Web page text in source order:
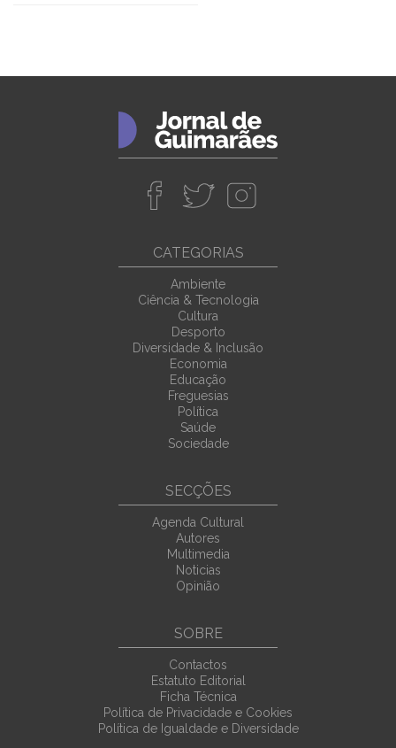
CATEGORIAS
Ambiente
Ciência & Tecnologia
Cultura
Desporto
Diversidade & Inclusão
Economia
Educação
Freguesias
Política
Saúde
Sociedade
SECÇÕES
Agenda Cultural
Autores
Multimedia
Noticias
Opinião
SOBRE
Contactos
Estatuto Editorial
Ficha Técnica
Política de Privacidade e Cookies
Política de Igualdade e Diversidade